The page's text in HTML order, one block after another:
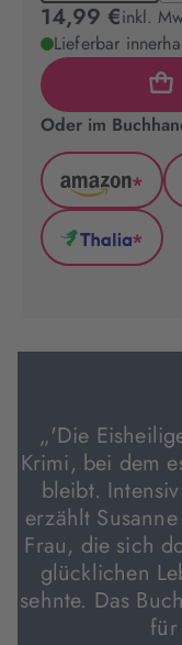
14,99 €inkl.
Lieferbar
Oder im
Amazon
(wird
in
neuem
*
Thalia
Tab
*
„'Die
Krimi, bei dem
bleibt.
erzählt
Frau, die sich
glücklichen
sehnte. Das